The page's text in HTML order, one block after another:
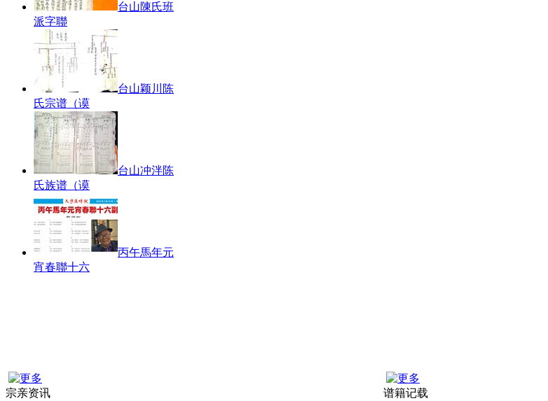
台山陳氏班
派字聯
台山颖川陈
氏宗谱（谟
台山冲泮陈
氏族谱（谟
丙午馬年元
宵春聯十六
宗亲资讯 谱籍记载